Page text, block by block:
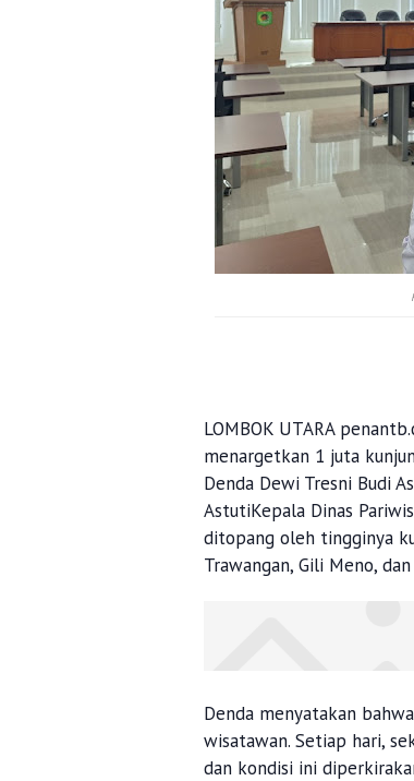
LOMBOK UTARA
menargetkan 1 juta
Denda Dewi Tresni Budi
AstutiKepala Dinas
ditopang oleh tingginya
Trawangan, Gili Meno,
Denda menyatakan
wisatawan. Setiap hari,
dan kondisi ini